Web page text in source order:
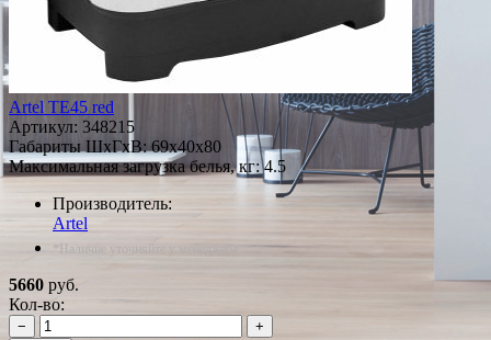
Artel TE45 red
Артикул: 348215
Габариты ШxГxВ: 69x40x80
Максимальная загрузка белья, кг: 4.5
Производитель:
Artel
*Наличие уточняйте у менеджера
5660 руб.
Кол-во:
−
+